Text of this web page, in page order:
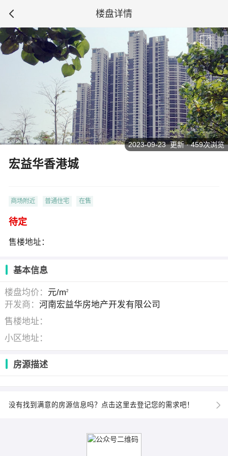
楼盘详情
宏益华香港城
商场附近 普通住宅 在售
待定
售楼地址：
2023-09-23 更新 · 459次浏览
基本信息
楼盘均价： 元/m2
开发商：河南宏益华房地产开发有限公司
售楼地址：
小区地址：
房源描述
没有找到满意的房源信息吗？点击这里去登记您的需求吧！